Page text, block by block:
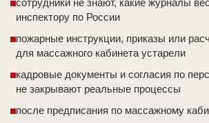
сотрудники не знают, какие журналы
инспектору по России
пожарные инструкции, приказы или
для массажного кабинета устарели
кадровые документы и согласия по
не закрывают реальные процессы
после предписания по массажному